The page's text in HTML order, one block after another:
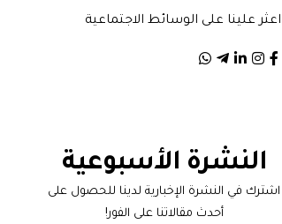
اعثر علينا على الوسائط الاجتماعية
النشرة الأسبوعية
اشترك في النشرة الإخبارية لدينا للحصول على
أحدث مقالاتنا على الفور!